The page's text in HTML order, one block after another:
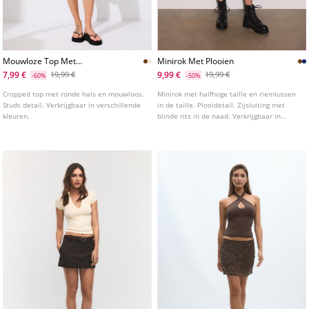
Mouwloze Top Met
Borduurwerk En Studs
7,99 € -60% 19,99 €
Cropped top met ronde hals en mouwloos.
Studs detail. Verkrijgbaar in verschillende
kleuren.
Minirok Met Plooien
9,99 €
-50% 19,99 €
Minirok met halfhoge taille en riemlussen
in de taille. Plooidetail. Zijsluiting met
blinde rits in de naad. Verkrijgbaar in